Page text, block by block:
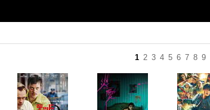
1 2 3 4 5 6 7 8 9